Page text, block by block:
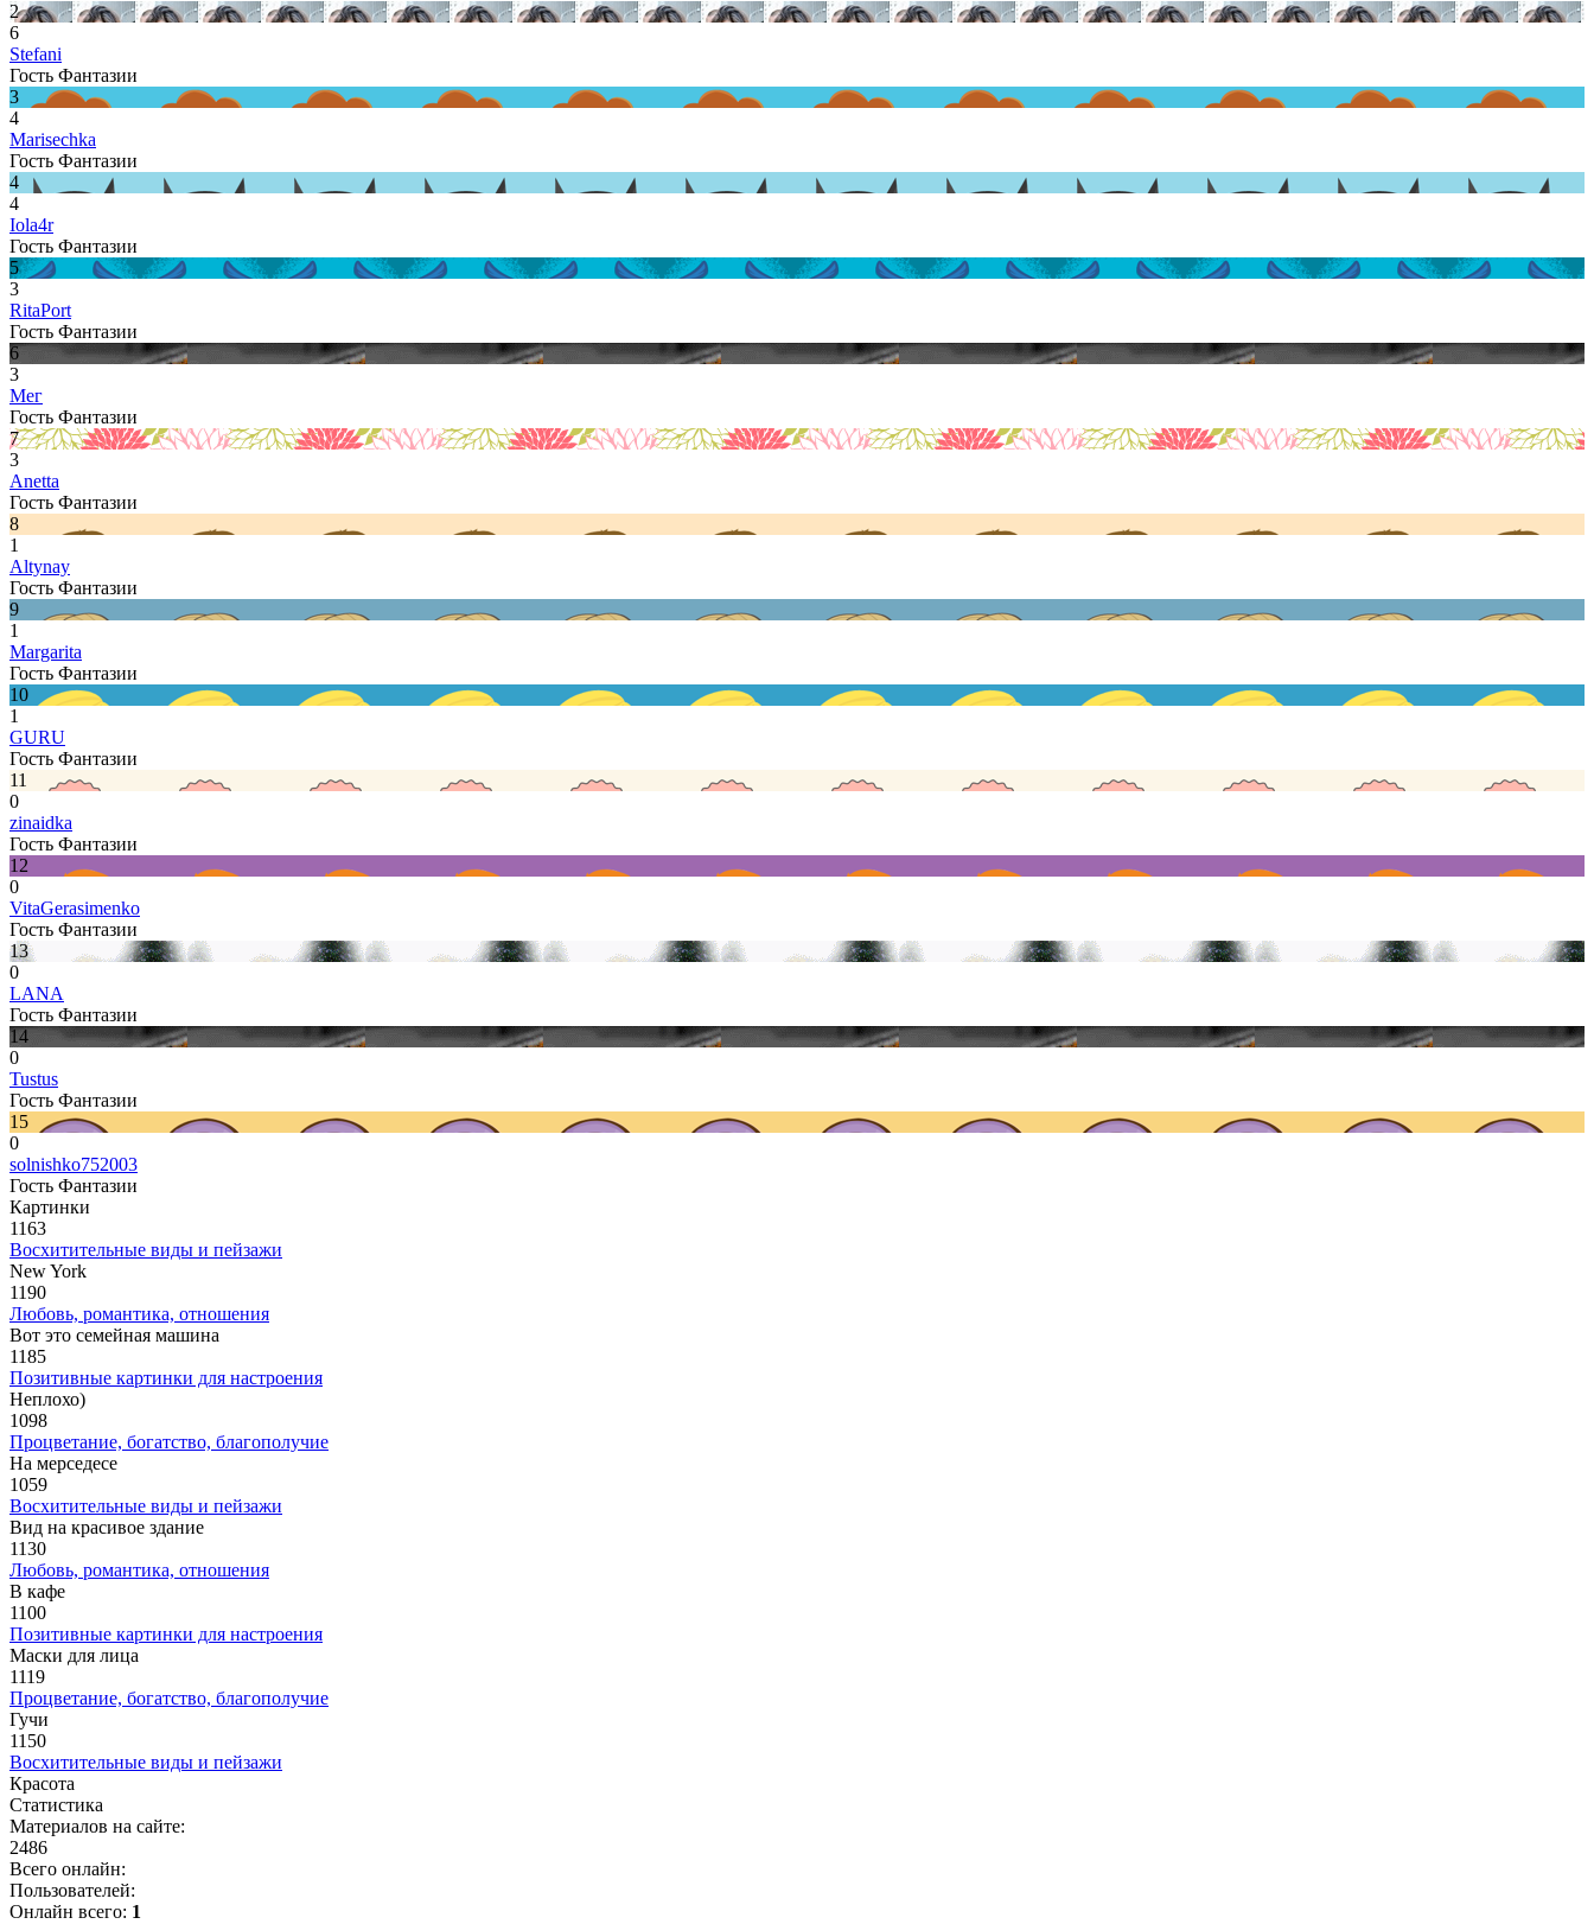
2
6
Stefani
Гость Фантазии
3
4
Marisechka
Гость Фантазии
4
4
Iola4r
Гость Фантазии
5
3
RitaPort
Гость Фантазии
6
3
Мег
Гость Фантазии
7
3
Anetta
Гость Фантазии
8
1
Altynay
Гость Фантазии
9
1
Margarita
Гость Фантазии
10
1
GURU
Гость Фантазии
11
0
zinaidka
Гость Фантазии
12
0
VitaGerasimenko
Гость Фантазии
13
0
LANA
Гость Фантазии
14
0
Tustus
Гость Фантазии
15
0
solnishko752003
Гость Фантазии
Картинки
1163
Восхитительные виды и пейзажи
New York
1190
Любовь, романтика, отношения
Вот это семейная машина
1185
Позитивные картинки для настроения
Неплохо)
1098
Процветание, богатство, благополучие
На мерседесе
1059
Восхитительные виды и пейзажи
Вид на красивое здание
1130
Любовь, романтика, отношения
В кафе
1100
Позитивные картинки для настроения
Маски для лица
1119
Процветание, богатство, благополучие
Гучи
1150
Восхитительные виды и пейзажи
Красота
Статистика
Материалов на сайте:
2486
Всего онлайн:
Пользователей:
Онлайн всего: 1